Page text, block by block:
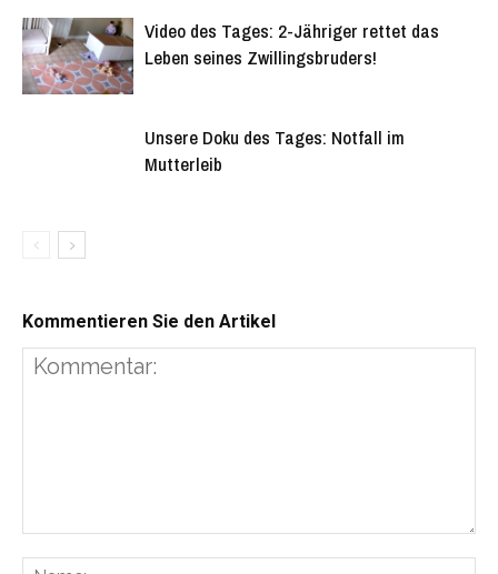
Video des Tages: 2-Jähriger rettet das
Leben seines Zwillingsbruders!
Unsere Doku des Tages: Notfall im
Mutterleib
Kommentieren Sie den Artikel